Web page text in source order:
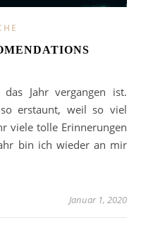
erstaunt, weil so viel
viele tolle Erinnerungen
bin ich wieder an mir
Januar 1, 2020